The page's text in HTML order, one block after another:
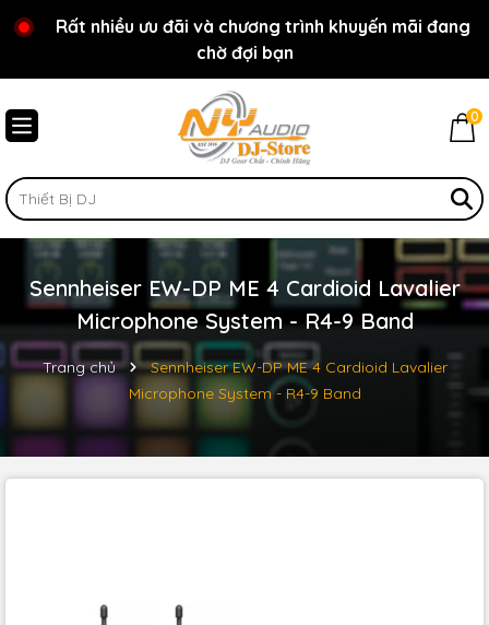
Chào mừng bạn đến với cửa hàng NY Audio - DJ
Store
Rất nhiều ưu đãi và chương trình khuyến mãi đang
chờ đợi bạn
0
Sennheiser EW-DP ME 4 Cardioid Lavalier
Microphone System - R4-9 Band
Trang chủ
Sennheiser EW-DP ME 4 Cardioid Lavalier
Microphone System - R4-9 Band